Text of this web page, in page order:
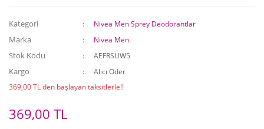
Kategori Nivea Men Sprey Deodorantlar
Marka Nivea Men
Stok Kodu AEFRSUW5
Kargo
Alıcı Öder
369,00 TL den başlayan taksitlerle!!
369,00 TL